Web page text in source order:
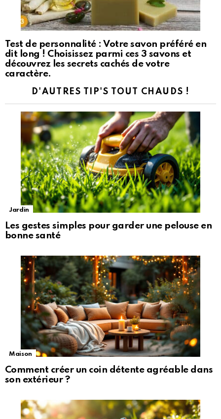
Test de personnalité : Votre savon préféré en
dit long ! Choisissez parmi ces 3 savons et
découvrez les secrets cachés de votre
caractère.
D'AUTRES TIP'S TOUT CHAUDS !
Jardin
Les gestes simples pour garder une pelouse en
bonne santé
Maison
Comment créer un coin détente agréable dans
son extérieur ?